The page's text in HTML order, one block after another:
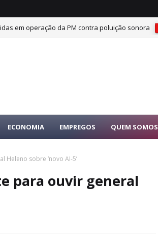
em operação da PM contra poluição sonora
ECONOMIA EMPREGOS QUEM SOMOS
Heleno sobre ‘novo AI-5’
para ouvir general